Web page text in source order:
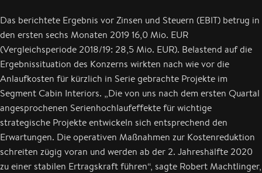
Das berichtete Ergebnis vor Zinsen und Steuern (EBIT) betrug in
den ersten sechs Monaten 2019 16,0 Mio. EUR
(Vergleichsperiode 2018/19: 28,5 Mio. EUR). Belastend auf die
Ergebnissituation des Konzerns wirkten nach wie vor die
Anlaufkosten für kürzlich in Serie gebrachte Projekte im
Segment Cabin Interiors. „Die von uns nach dem ersten Quartal
angesprochenen Serienhochlaufeffekte für wichtige
strategische Projekte entwickeln sich entsprechend den
Erwartungen. Die operativen Maßnahmen zur Kostenreduktion
schreiten zügig voran und werden ab der 2. Jahreshälfte 2020
zu einer stabilen Ertragskraft führen“, sagte Robert Machtlinger,